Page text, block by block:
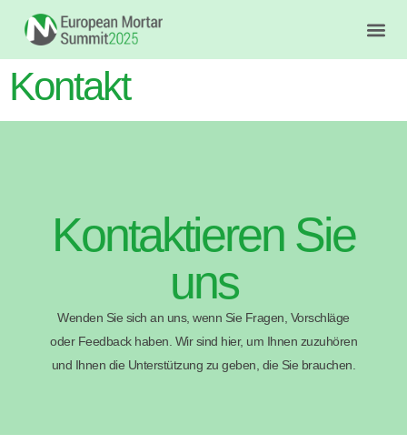
Kontakt
Kontaktieren Sie
uns
Wenden Sie sich an uns, wenn Sie Fragen, Vorschläge
oder Feedback haben. Wir sind hier, um Ihnen zuzuhören
und Ihnen die Unterstützung zu geben, die Sie brauchen.